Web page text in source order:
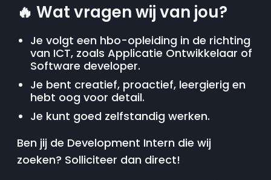
🔥 Wat vragen wij van jou?
Je volgt een hbo-opleiding in de richting
van ICT, zoals Applicatie Ontwikkelaar of
Software developer.
Je bent creatief, proactief, leergierig en
hebt oog voor detail.
Je kunt goed zelfstandig werken.
Ben jij de Development Intern die wij
zoeken? Solliciteer dan direct!